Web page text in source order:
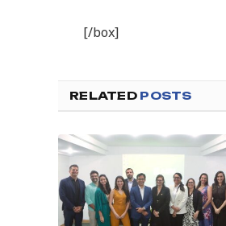
[/box]
RELATED POSTS